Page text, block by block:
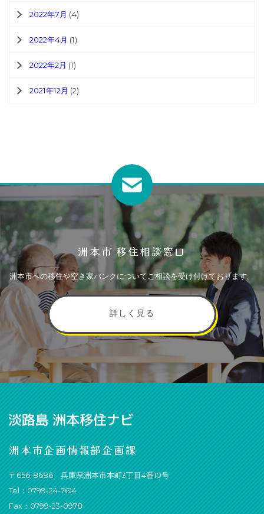
2022年7月 (4)
2022年4月 (1)
2022年2月 (1)
2021年12月 (2)
洲本市 移住相談窓口
洲本市への移住や空き家バンクについてご相談を受け付けております。
詳しく見る
洲本市企画情報部企画課
〒656-8686 兵庫県洲本市本町3丁目4番10号
Tel：0799-24-7614
Fax：0799-23-0978